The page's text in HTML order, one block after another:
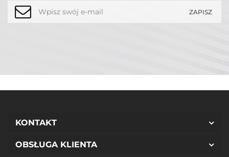
KONTAKT
OBSŁUGA KLIENTA